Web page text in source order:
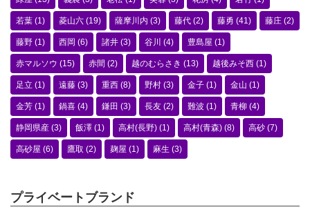
若葉 (1) 菱山六 (19) 薩摩川内 (3) 藤代 (2) 藤勇 (41) 藤庄 (2)
藤野 (1) 西岡 (6) 諸井 (3) 谷川 (4) 豊島屋 (1)
赤マルソウ (15) 赤間 (2) 越のむらさき (13) 越後みそ西 (1)
足立 (1) 遠藤 (3) 重西 (8) 野村 (3) 金子 (1) 金山 (1)
金芳 (1) 鍋喜 (4) 鎌田 (3) 長友 (2) 難波 (1) 青柳 (4)
静岡県産 (3) 飯澤 (1) 高村(長野) (1) 高村(青森) (8) 高砂 (7)
高砂屋 (6) 鷹取 (2) 麹屋 (1) 麻生 (3)
プライベートブランド